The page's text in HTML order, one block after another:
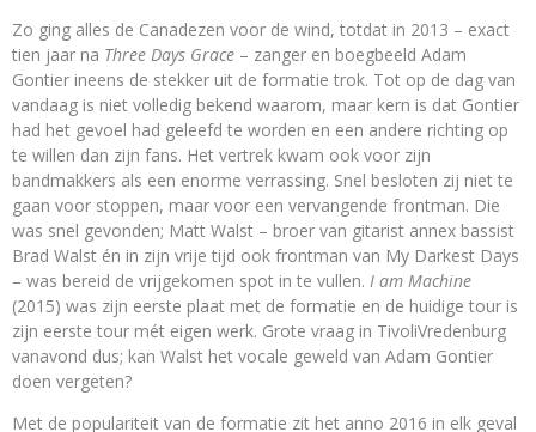
Zo ging alles de Canadezen voor de wind, totdat in 2013 – exact
tien jaar na Three Days Grace – zanger en boegbeeld Adam
Gontier ineens de stekker uit de formatie trok. Tot op de dag van
vandaag is niet volledig bekend waarom, maar kern is dat Gontier
had het gevoel had geleefd te worden en een andere richting op
te willen dan zijn fans. Het vertrek kwam ook voor zijn
bandmakkers als een enorme verrassing. Snel besloten zij niet te
gaan voor stoppen, maar voor een vervangende frontman. Die
was snel gevonden; Matt Walst – broer van gitarist annex bassist
Brad Walst én in zijn vrije tijd ook frontman van My Darkest Days
– was bereid de vrijgekomen spot in te vullen. I am Machine
(2015) was zijn eerste plaat met de formatie en de huidige tour is
zijn eerste tour mét eigen werk. Grote vraag in TivoliVredenburg
vanavond dus; kan Walst het vocale geweld van Adam Gontier
doen vergeten?
Met de populariteit van de formatie zit het anno 2016 in elk geval